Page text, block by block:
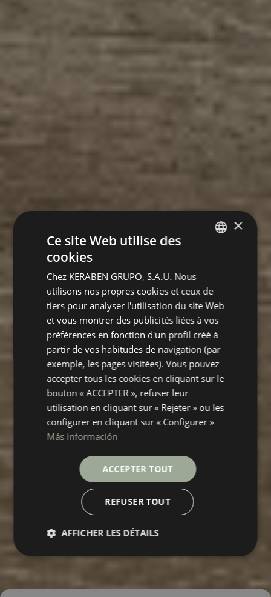
FRENCH
×
Ce site Web utilise des
cookies
Chez KERABEN GRUPO, S.A.U. Nous
utilisons nos propres cookies et ceux de
tiers pour analyser l'utilisation du site Web
et vous montrer des publicités liées à vos
préférences en fonction d'un profil créé à
partir de vos habitudes de navigation (par
exemple, les pages visitées). Vous pouvez
accepter tous les cookies en cliquant sur le
bouton « ACCEPTER », refuser leur
utilisation en cliquant sur « Rejeter » ou les
configurer en cliquant sur « Configurer »
Más información
ACCEPTER TOUT
REFUSER TOUT
AFFICHER LES DÉTAILS